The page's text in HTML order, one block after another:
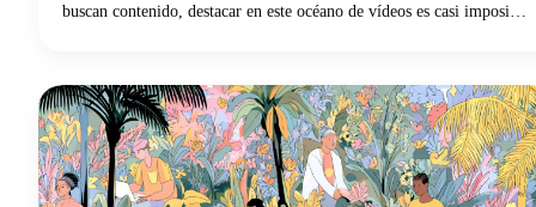
buscan contenido, destacar en este océano de vídeos es casi imposible